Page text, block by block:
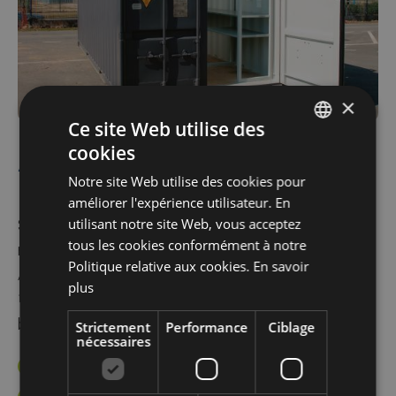
AlgecoStorage
Stockez en toute sécurité tous vos biens et
matériaux de valeur dans l’un de nos conteneurs
AlgecoStorage. Disponible en trois variantes,
10 pieds, 20 pieds et 20 pieds avec espace de
bureau.
Empilable
FRENCH
×
Ce site Web utilise des
cookies
Notre site Web utilise des cookies pour
améliorer l'expérience utilisateur. En
utilisant notre site Web, vous acceptez
tous les cookies conformément à notre
Politique relative aux cookies. En savoir
plus
Strictement
nécessaires
Performance Ciblage